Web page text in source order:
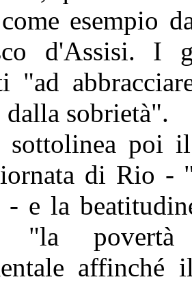
esempio
d'Assisi. I
"ad
dalla sobrietà".
sottolinea poi
di Rio -
e la
"la povertà